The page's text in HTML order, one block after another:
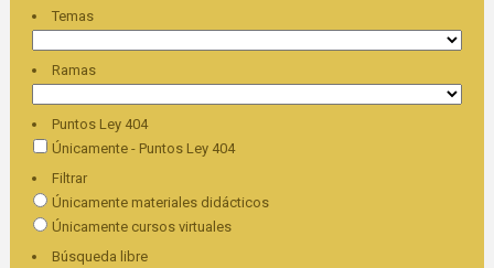
Temas
Ramas
Puntos Ley 404
Únicamente - Puntos Ley 404
Filtrar
Únicamente materiales didácticos
Únicamente cursos virtuales
Búsqueda libre